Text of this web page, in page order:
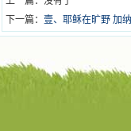
下一篇： 壹、耶稣在旷野 加